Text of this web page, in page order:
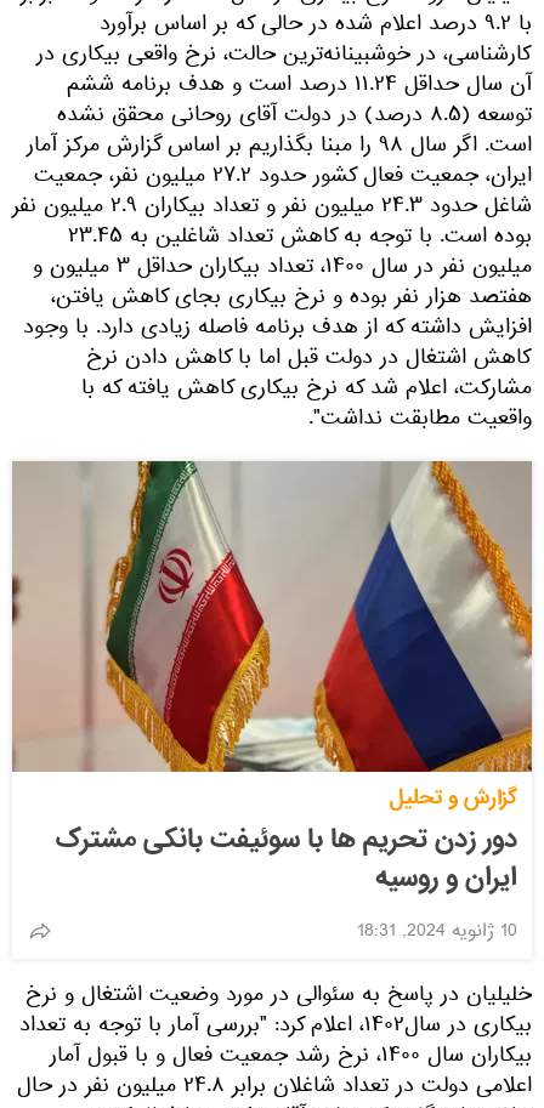
با ۹.۲ درصد اعلام شده در حالی که بر اساس برآورد
کارشناسی، در خوشبینانه‌ترین حالت، نرخ واقعی بیکاری در
آن سال حداقل ۱۱.۲۴ درصد است و هدف برنامه ششم
توسعه (۸.۵ درصد) در دولت آقای روحانی محقق نشده
است. اگر سال ۹۸ را مبنا بگذاریم بر اساس گزارش مرکز آمار
ایران، جمعیت فعال کشور حدود ۲۷.۲ میلیون نفر، جمعیت
شاغل حدود ۲۴.۳ میلیون نفر و تعداد بیکاران ۲.۹ میلیون نفر
بوده است. با توجه به کاهش تعداد شاغلین به ۲۳.۴۵
میلیون نفر در سال ۱۴۰۰، تعداد بیکاران حداقل ۳ میلیون و
هفتصد هزار نفر بوده و نرخ بیکاری بجای کاهش یافتن،
افزایش داشته که از هدف برنامه فاصله زیادی دارد. با وجود
کاهش اشتغال در دولت قبل اما با کاهش دادن نرخ
مشارکت، اعلام ­شد که نرخ بیکاری کاهش یافته که با
واقعیت مطابقت نداشت".
گزارش و تحلیل
دور زدن تحریم ها با سوئيفت بانکی مشترک
ایران و روسیه
10 ژانویه 2024, 18:31
خلیلیان در پاسخ به سئوالی در مورد وضعیت اشتغال و نرخ
بیکاری در سال۱۴۰۲، اعلام کرد: "بررسی آمار با توجه به تعداد
بیکاران سال ۱۴۰۰، نرخ رشد جمعیت فعال و با قبول آمار
اعلامی دولت در تعداد شاغلان برابر ۲۴.۸ میلیون نفر در حال